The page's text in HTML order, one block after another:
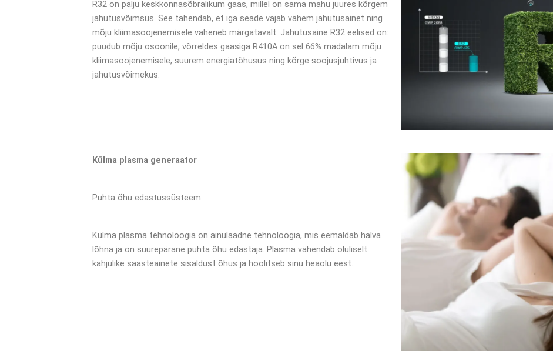
R32 on palju keskkonnasõbralikum gaas, millel on sama mahu juures kõrgem
jahutusvõimsus. See tähendab, et iga seade vajab vähem jahutusainet ning
mõju kliimasoojenemisele väheneb märgatavalt. Jahutusaine R32 eelised on:
puudub mõju osoonile, võrreldes gaasiga R410A on sel 66% madalam mõju
kliimasoojenemisele, suurem energiatõhusus ning kõrge soojusjuhtivus ja
jahutusvõimekus.
Külma plasma generaator
Puhta õhu edastussüsteem
Külma plasma tehnoloogia on ainulaadne tehnoloogia, mis eemaldab halva
lõhna ja on suurepärane puhta õhu edastaja. Plasma vähendab oluliselt
kahjulike saasteainete sisaldust õhus ja hoolitseb sinu heaolu eest.